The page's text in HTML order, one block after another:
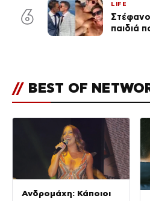
6
LIFE
παιδιά
// BEST OF
Ανδρομάχη: Κάποιοι